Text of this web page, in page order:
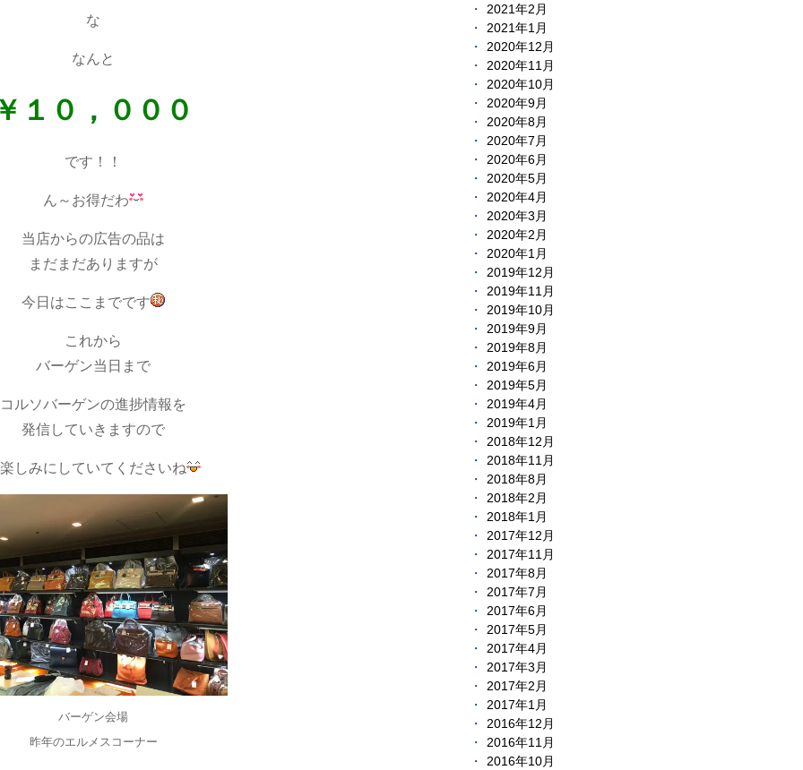
な
なんと
１０，０００
です！！
ん～お得だわ
当店からの広告の品は
まだまだありますが
今日はここまでです
これから
バーゲン当日まで
コルソバーゲンの進捗情報を
発信していきますので
しみにしていてくださいね
バーゲン会場
昨年のエルメスコーナー
2021年2月
2021年1月
2020年12月
2020年11月
2020年10月
2020年9月
2020年8月
2020年7月
2020年6月
2020年5月
2020年4月
2020年3月
2020年2月
2020年1月
2019年12月
2019年11月
2019年10月
2019年9月
2019年8月
2019年6月
2019年5月
2019年4月
2019年1月
2018年12月
2018年11月
2018年8月
2018年2月
2018年1月
2017年12月
2017年11月
2017年8月
2017年7月
2017年6月
2017年5月
2017年4月
2017年3月
2017年2月
2017年1月
2016年12月
2016年11月
2016年10月